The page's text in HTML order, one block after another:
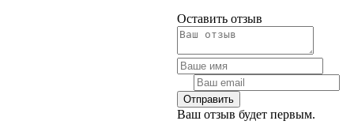
Оставить отзыв
Ваш отзыв будет первым.